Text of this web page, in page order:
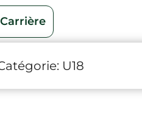
Carrière
U18